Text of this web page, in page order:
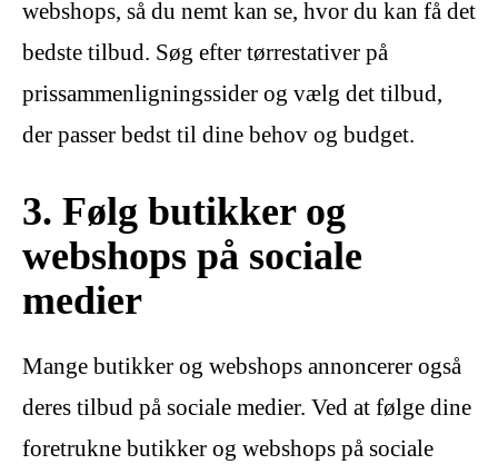
webshops, så du nemt kan se, hvor du kan få det
bedste tilbud. Søg efter tørrestativer på
prissammenligningssider og vælg det tilbud,
der passer bedst til dine behov og budget.
3. Følg butikker og
webshops på sociale
medier
Mange butikker og webshops annoncerer også
deres tilbud på sociale medier. Ved at følge dine
foretrukne butikker og webshops på sociale